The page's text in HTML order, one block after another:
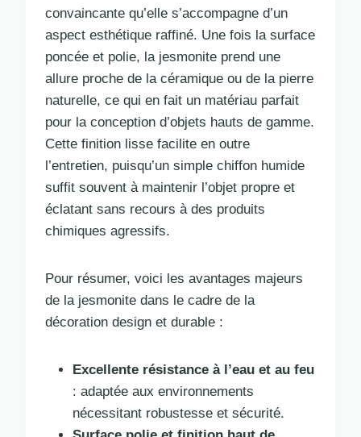
convaincante qu’elle s’accompagne d’un
aspect esthétique raffiné. Une fois la surface
poncée et polie, la jesmonite prend une
allure proche de la céramique ou de la pierre
naturelle, ce qui en fait un matériau parfait
pour la conception d’objets hauts de gamme.
Cette finition lisse facilite en outre
l’entretien, puisqu’un simple chiffon humide
suffit souvent à maintenir l’objet propre et
éclatant sans recours à des produits
chimiques agressifs.
Pour résumer, voici les avantages majeurs
de la jesmonite dans le cadre de la
décoration design et durable :
Excellente résistance à l’eau et au feu
: adaptée aux environnements
nécessitant robustesse et sécurité.